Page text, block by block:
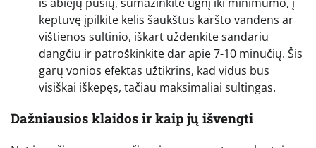
keptuvę įpilkite kelis šaukštus karšto vandens ar
vištienos sultinio, iškart uždenkite sandariu
dangčiu ir patroškinkite dar apie 7-10 minučių. Šis
garų vonios efektas užtikrins, kad vidus bus
visiškai iškepęs, tačiau maksimaliai sultingas.
Dažniausios klaidos ir kaip jų išvengti